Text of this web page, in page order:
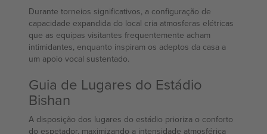
Durante torneios significativos, a configuração de
capacidade expandida do local cria atmosferas elétricas
que as equipas visitantes frequentemente acham
intimidantes, enquanto inspiram os adeptos da casa a
um apoio vocal sustentado.
Guia de Lugares do Estádio
Bishan
A disposição dos lugares do estádio prioriza o conforto
do espetador, maximizando a intensidade atmosférica